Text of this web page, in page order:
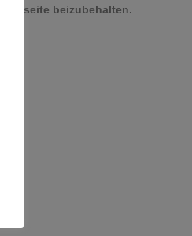
beizubehalten.